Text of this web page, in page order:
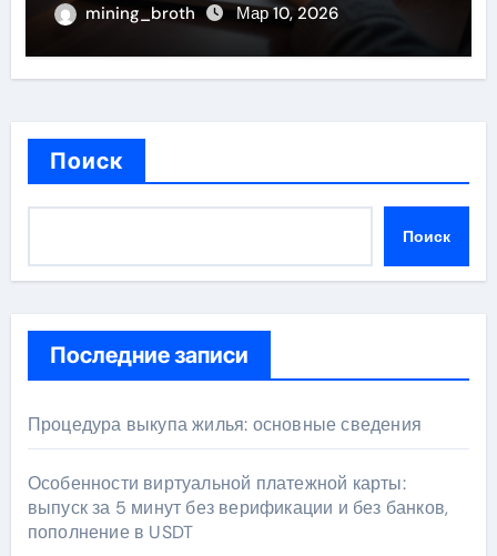
mining_broth Мар 10, 2026
Поиск
Поиск
Последние записи
Процедура выкупа жилья: основные сведения
Особенности виртуальной платежной карты:
выпуск за 5 минут без верификации и без банков,
пополнение в USDT